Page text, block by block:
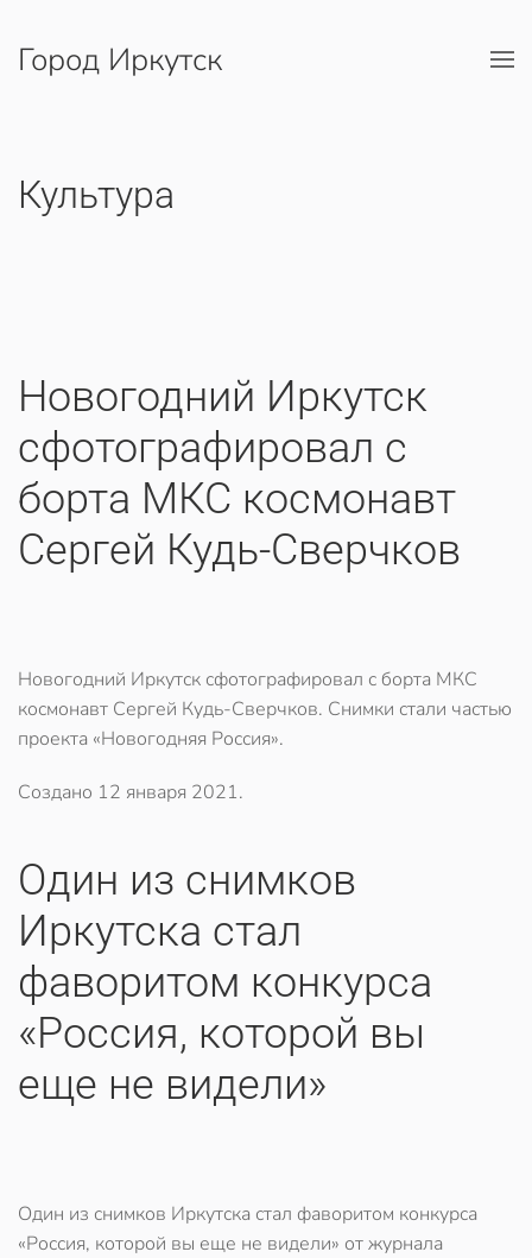
Перейти к содержимому
Город Иркутск
Культура
​Новогодний Иркутск
сфотографировал с
борта МКС космонавт
Сергей Кудь-Сверчков
Новогодний Иркутск сфотографировал с борта МКС
космонавт Сергей Кудь-Сверчков. Снимки стали частью
проекта «Новогодняя Россия».
Создано 12 января 2021.
​Один из снимков
Иркутска стал
фаворитом конкурса
«Россия, которой вы
еще не видели»
Один из снимков Иркутска стал фаворитом конкурса
«Россия, которой вы еще не видели» от журнала